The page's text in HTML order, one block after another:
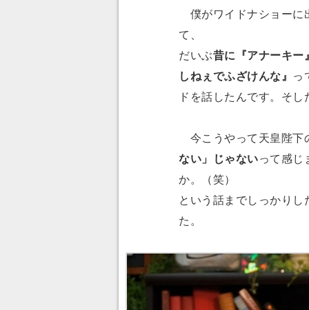
僕がワイドナショーに
て、
だいぶ昔に『アナーキー
しねぇでふざけんな』
っ
ドを話したんです。そし
今こうやって天皇陛下
ない」じゃないって感じ
か。（笑）
という話までしっかり
た。